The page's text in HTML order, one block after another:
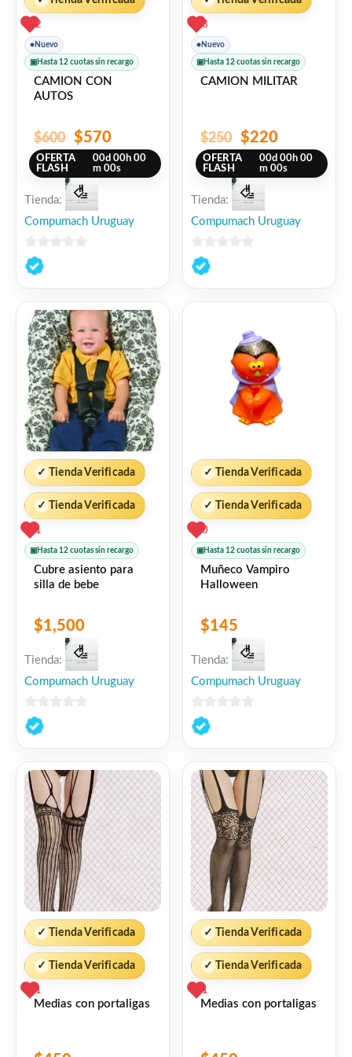
2
● Nuevo
▣ Hasta 12 cuotas sin recargo
CAMION CON
AUTOS
$600 $570
OFERTA
FLASH
00d 00h 00
m 00s
Tienda:
Compumach Uruguay
0
de
3
● Nuevo
▣ Hasta 12 cuotas sin recargo
CAMION MILITAR
$250 $220
OFERTA
FLASH
00d 00h 00
m 00s
Tienda:
Compumach Uruguay
0
de
✓ Tienda Verificada
✓ Tienda Verificada
1
▣ Hasta 12 cuotas sin recargo
Cubre asiento para
silla de bebe
$1,500
Tienda:
Compumach Uruguay
0
de
✓ Tienda Verificada
✓ Tienda Verificada
0
▣ Hasta 12 cuotas sin recargo
Muñeco Vampiro
Halloween
$145
Tienda:
Compumach Uruguay
0
de
✓ Tienda Verificada
✓ Tienda Verificada
1
Medias con portaligas
✓ Tienda Verificada
✓ Tienda Verificada
1
Medias con portaligas